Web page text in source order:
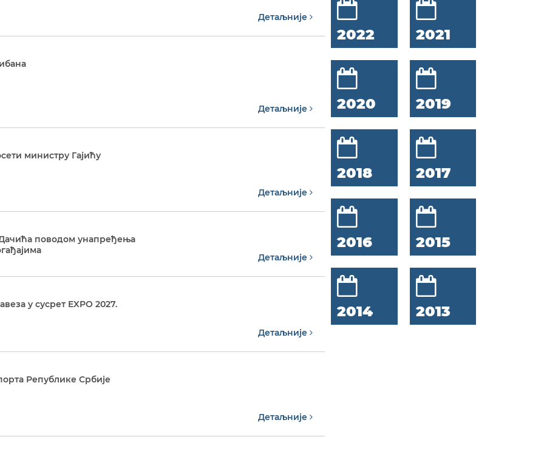
Детаљније
Детаљније
министру Гајићу
Детаљније
поводом унапређења
Детаљније
у сусрет EXPO 2027.
Детаљније
Републике Србије
Детаљније
2022 2021
2020 2019
2018 2017
2016 2015
2014 2013